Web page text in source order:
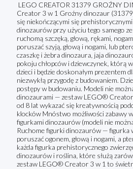
LEGO CREATOR 31379 GROŹNY
Creator 3 w 1 Groźny dinozaur
się niekończącymi się
dinozaurów przy użyciu tego samego
ruchomą szczęką, głową, rękami,
poruszać szyją, głową i nogami, lub
czaszkę i żebra dinozaura, jaja
pokoju chłopców i dziewczynek, którą
dzieci i będzie doskonałym prezentem
niezwykłą przygodę z budowaniem.
postępy w budowaniu. Modeli nie
dinozaurami — zestaw LEGO® Creator
od 8 lat wykazać się kreatywnością
klocków Mnóstwo możliwości zabawy
figurkami dinozaurów (modeli nie
Ruchome figurki dinozaurów — figurka
poruszać ogonem, głową i nogami, a
każda figurka prehistorycznego
dinozaurów i roślina, które służą
zestaw LEGO® Creator 3 w 1 to